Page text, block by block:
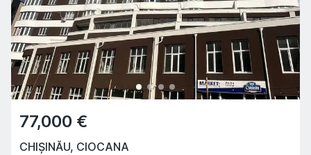
77,000 €
CHIȘINĂU, CIOCANA